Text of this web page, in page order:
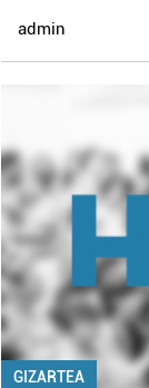
admin
GIZARTEA